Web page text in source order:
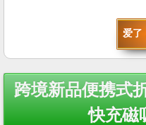
爱了
Post
navigation
跨境新品便携式
快充磁